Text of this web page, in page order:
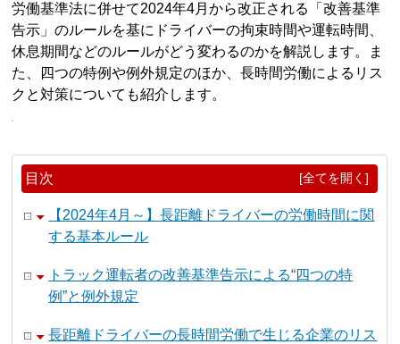
労働基準法に併せて2024年4月から改正される「改善基準
告示」のルールを基にドライバーの拘束時間や運転時間、
休息期間などのルールがどう変わるのかを解説します。ま
た、四つの特例や例外規定のほか、長時間労働によるリス
クと対策についても紹介します。
目次 [全てを開く]
【2024年4月～】長距離ドライバーの労働時間に関
する基本ルール
トラック運転者の改善基準告示による“四つの特
例”と例外規定
長距離ドライバーの長時間労働で生じる企業のリス